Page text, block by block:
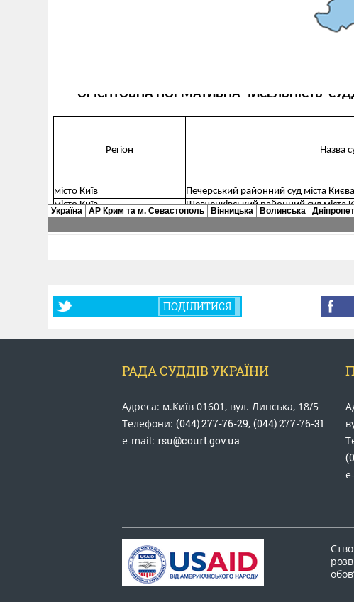
ПОДІЛИТИСЯ
РАДА СУДДІВ УКРАЇНИ
Адреса: м.Київ 01601, вул. Липська, 18/5
Телефони: (044) 277-76-29, (044) 277-76-31
e-mail: rsu@court.gov.ua